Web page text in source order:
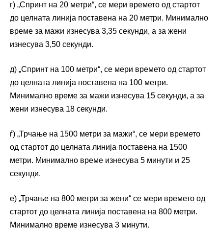
г) „Спринт на 20 метри“, се мери времето од стартот
до целната линија поставена на 20 метри. Минимално
време за мажи изнесува 3,35 секунди, а за жени
изнесува 3,50 секунди.
д) „Спринт на 100 метри“, се мери времето од стартот
до целната линија поставена на 100 метри.
Минимално време за мажи изнесува 15 секунди, а за
жени изнесува 18 секунди.
ѓ) „Трчање на 1500 метри за мажи“, се мери времето
од стартот до целната линија поставена на 1500
метри. Минимално време изнесува 5 минути и 25
секунди.
е) „Трчање на 800 метри за жени“ се мери времето од
стартот до целната линија поставена на 800 метри.
Минимално време изнесува 3 минути.